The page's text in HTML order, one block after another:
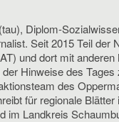
Diplom-
Seit 2015 Teil der
und dort mit
Hinweise des
des
für regionale
im Landkreis